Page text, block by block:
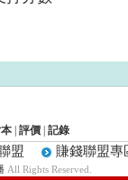
評價 記錄
盟 賺錢聯盟專
All Rights Reserved.